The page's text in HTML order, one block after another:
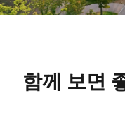
함께 보면